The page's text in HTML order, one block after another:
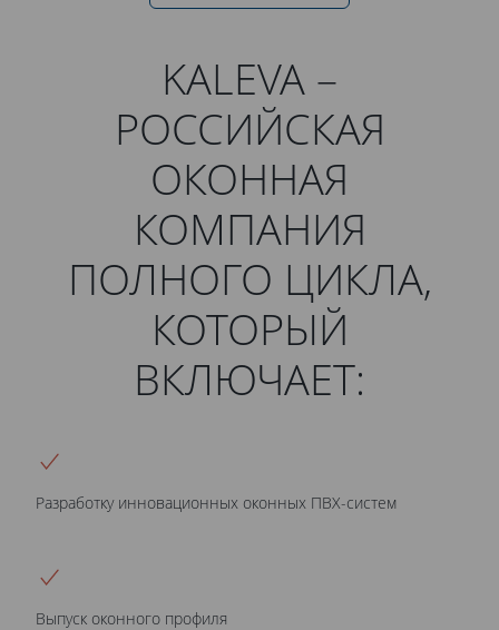
KALEVA –
РОССИЙСКАЯ
ОКОННАЯ
КОМПАНИЯ
ПОЛНОГО ЦИКЛА,
КОТОРЫЙ
ВКЛЮЧАЕТ:
Разработку инновационных оконных ПВХ-систем
Выпуск оконного профиля